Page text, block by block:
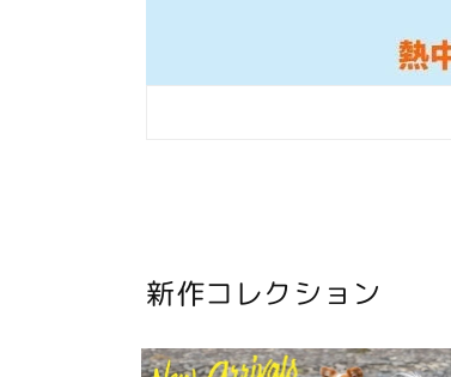
新作コレクション